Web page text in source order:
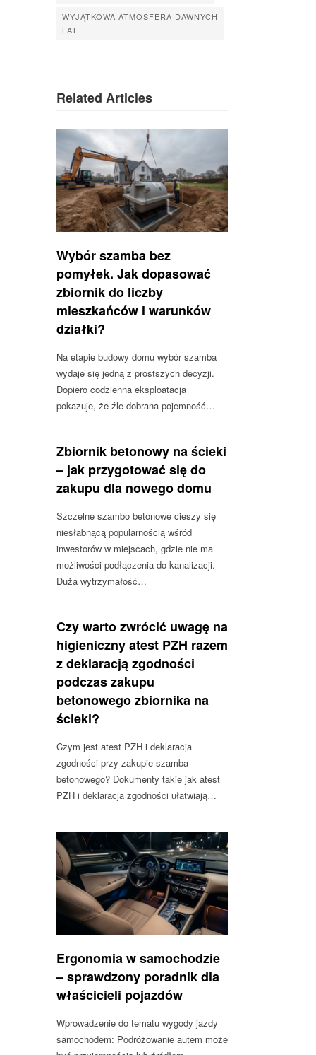
WYJĄTKOWA ATMOSFERA DAWNYCH
LAT
Related Articles
Wybór szamba bez
pomyłek. Jak dopasować
zbiornik do liczby
mieszkańców i warunków
działki?
Na etapie budowy domu wybór szamba
wydaje się jedną z prostszych decyzji.
Dopiero codzienna eksploatacja
pokazuje, że źle dobrana pojemność…
Zbiornik betonowy na ścieki
– jak przygotować się do
zakupu dla nowego domu
Szczelne szambo betonowe cieszy się
niesłabnącą popularnością wśród
inwestorów w miejscach, gdzie nie ma
możliwości podłączenia do kanalizacji.
Duża wytrzymałość…
Czy warto zwrócić uwagę na
higieniczny atest PZH razem
z deklaracją zgodności
podczas zakupu
betonowego zbiornika na
ścieki?
Czym jest atest PZH i deklaracja
zgodności przy zakupie szamba
betonowego? Dokumenty takie jak atest
PZH i deklaracja zgodności ułatwiają…
Ergonomia w samochodzie
– sprawdzony poradnik dla
właścicieli pojazdów
Wprowadzenie do tematu wygody jazdy
samochodem: Podróżowanie autem może